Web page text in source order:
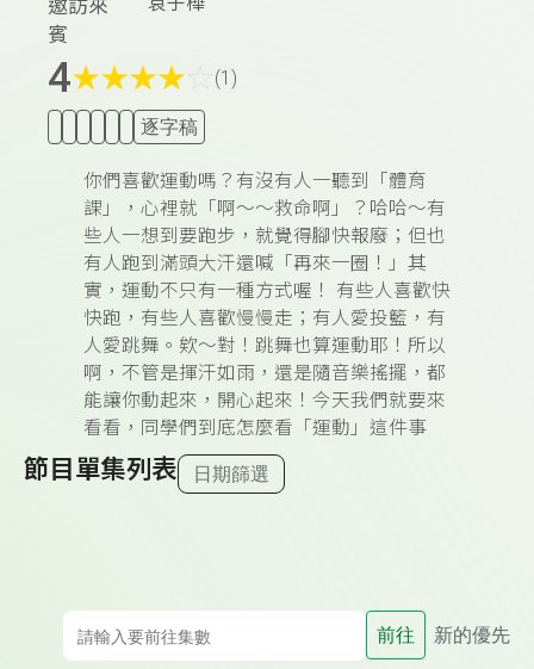
邀訪來
賓
4★★★★ (1)
逐字稿
你們喜歡運動嗎？有沒有人一聽到「體育
課」，心裡就「啊～～救命啊」？哈哈～有
些人一想到要跑步，就覺得腳快報廢；但也
有人跑到滿頭大汗還喊「再來一圈！」其
實，運動不只有一種方式喔！ 有些人喜歡快
快跑，有些人喜歡慢慢走；有人愛投籃，有
人愛跳舞。欸～對！跳舞也算運動耶！所以
啊，不管是揮汗如雨，還是隨音樂搖擺，都
能讓你動起來，開心起來！今天我們就要來
看看，同學們到底怎麼看「運動」這件事
節目單集列表 日期篩選
前往 新的優先